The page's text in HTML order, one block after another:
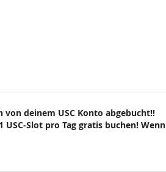
deinem USC Konto abgebucht!!
Slot pro Tag gratis buchen! Wenn